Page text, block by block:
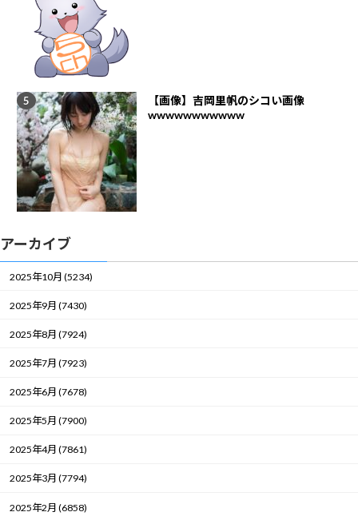
【画像】吉岡里帆のシコい画像
wwwwwwwwwww
アーカイブ
2025年10月 (5234)
2025年9月 (7430)
2025年8月 (7924)
2025年7月 (7923)
2025年6月 (7678)
2025年5月 (7900)
2025年4月 (7861)
2025年3月 (7794)
2025年2月 (6858)